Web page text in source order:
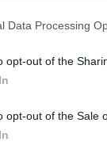
Data Processing
opt-out of the
opt-out of the Sale
niż...